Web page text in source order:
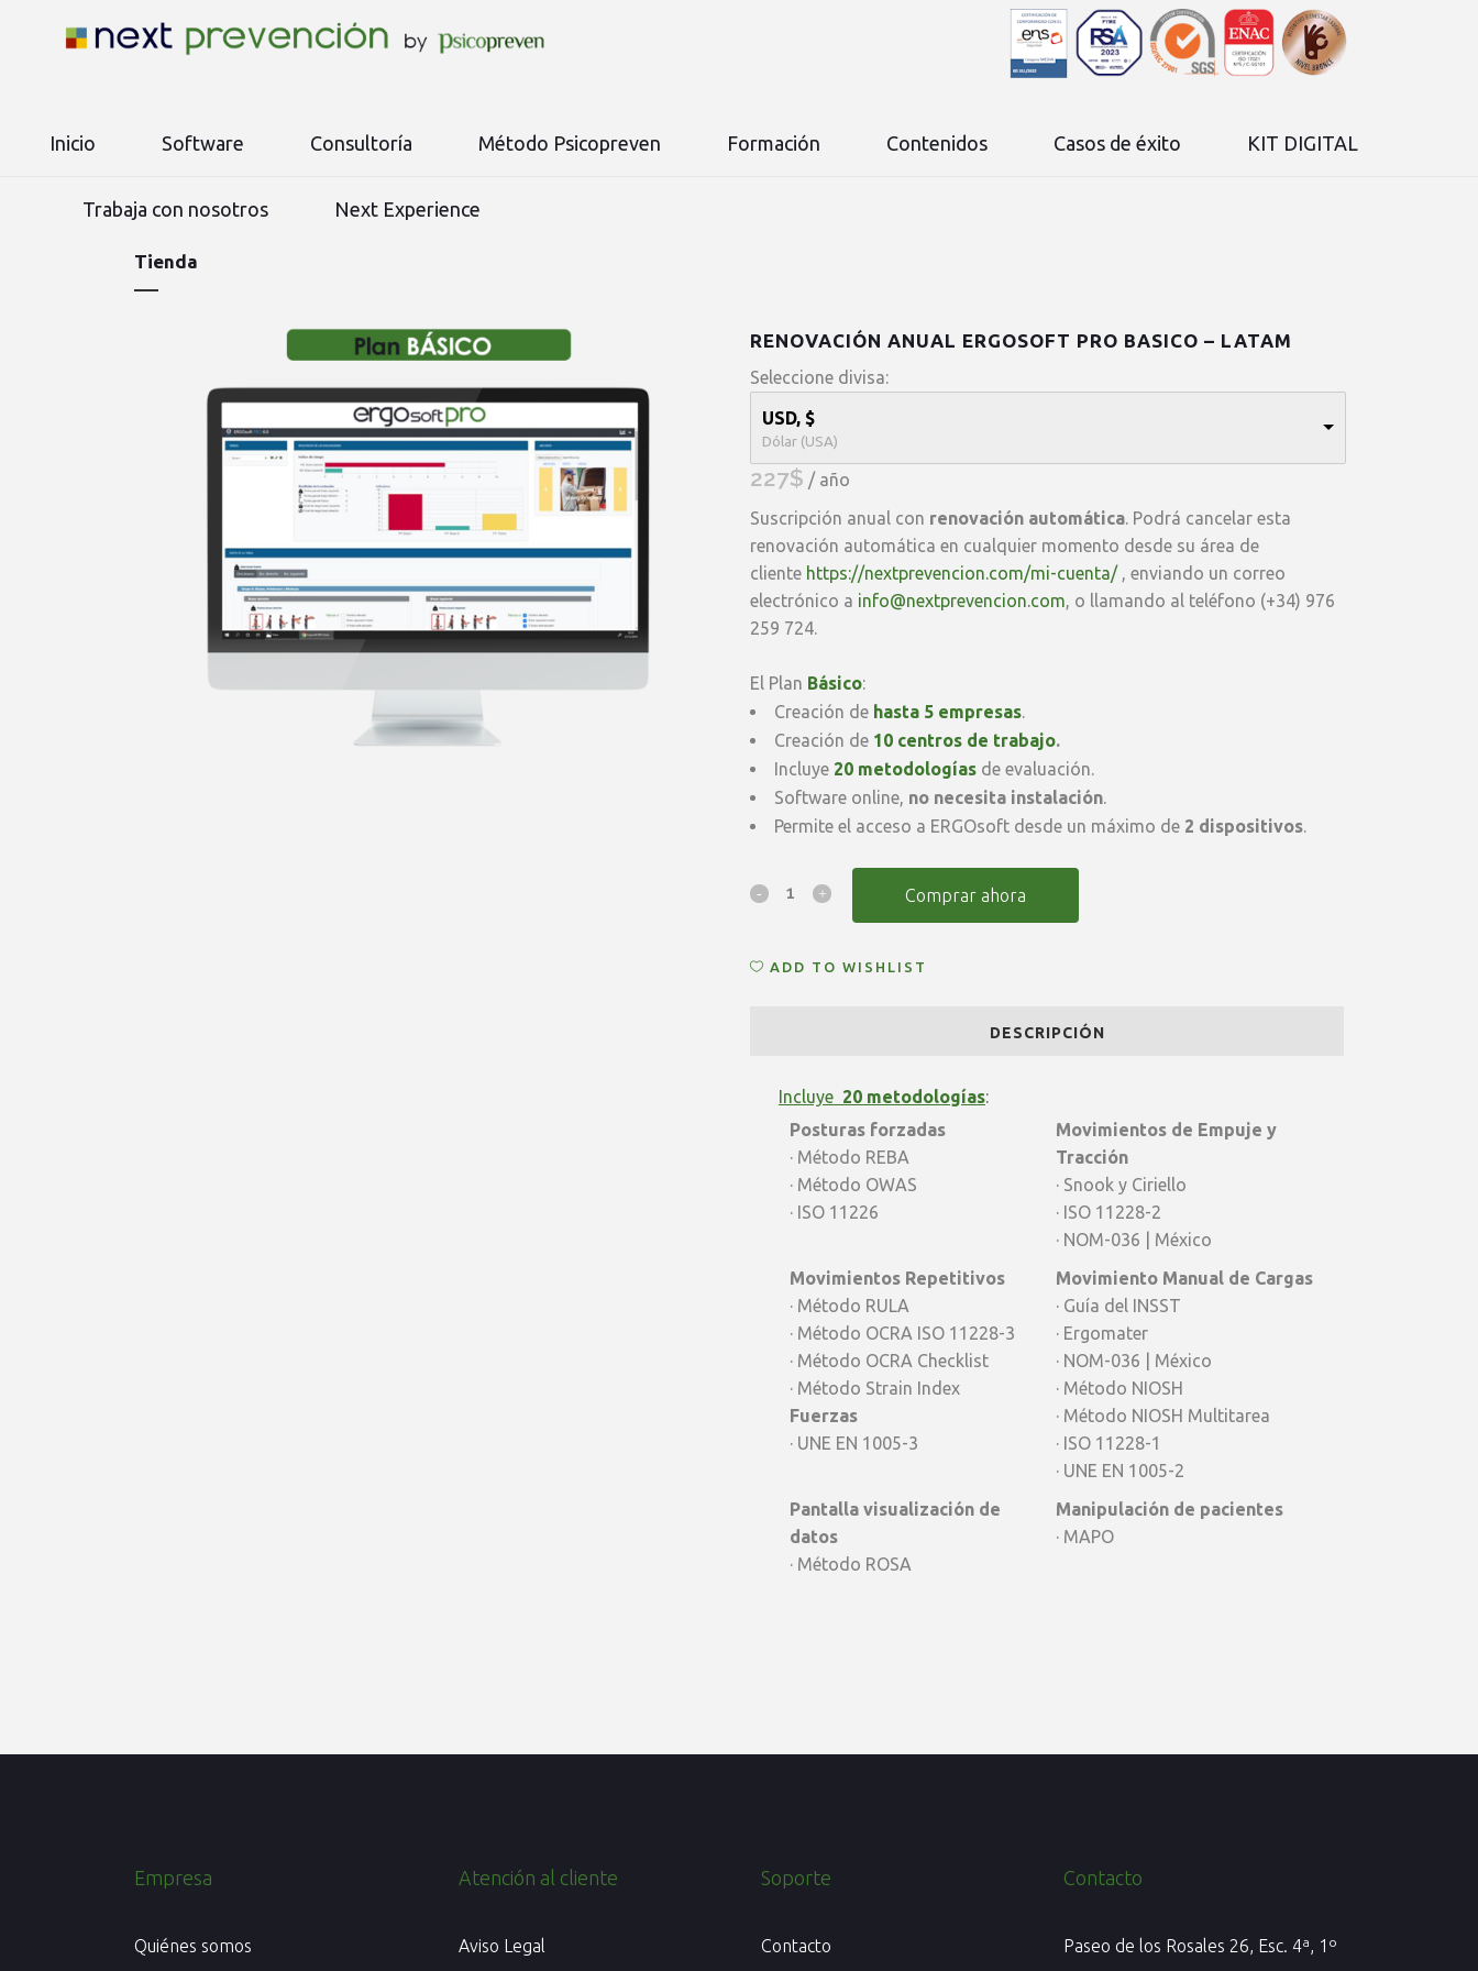
Inicio Software Consultoría Método Psicopreven Formación Contenidos Casos de éxito KIT DIGITAL
Trabaja con nosotros Next Experience
Tienda
RENOVACIÓN ANUAL ERGOSOFT PRO BASICO – LATAM
Seleccione divisa:
USD, $
Dólar (USA)
227$ / año
Suscripción anual con renovación automática. Podrá cancelar esta
renovación automática en cualquier momento desde su área de
cliente https://nextprevencion.com/mi-cuenta/, enviando un correo
electrónico a info@nextprevencion.com, o llamando al teléfono (+34) 976
259 724.
El Plan Básico:
Creación de hasta 5 empresas.
Creación de 10 centros de trabajo.
Incluye 20 metodologías de evaluación.
Software online, no necesita instalación.
Permite el acceso a ERGOsoft desde un máximo de 2 dispositivos.
Renovación
ERGOsoft
Latam
quantity
Comprar ahora
ADD TO WISHLIST
DESCRIPCIÓN
Incluye 20 metodologías:
Posturas forzadas
· Método REBA
· Método OWAS
· ISO 11226
Movimientos de Empuje y
Tracción
· Snook y Ciriello
· ISO 11228-2
· NOM-036 | México
Movimientos Repetitivos
· Método RULA
· Método OCRA ISO 11228-3
· Método OCRA Checklist
· Método Strain Index
Fuerzas
· UNE EN 1005-3
Movimiento Manual de Cargas
· Guía del INSST
· Ergomater
· NOM-036 | México
· Método NIOSH
· Método NIOSH Multitarea
· ISO 11228-1
· UNE EN 1005-2
Pantalla visualización de
datos
· Método ROSA
Manipulación de pacientes
· MAPO
Empresa
Quiénes somos
Atención al cliente
Aviso Legal
Soporte
Contacto
Contacto
Paseo de los Rosales 26, Esc. 4ª, 1º